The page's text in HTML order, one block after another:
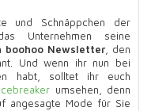
und Schnäppchen der
Unternehmen seine
boohoo Newsletter, den
Und wenn ihr nun bei
habt, solltet ihr euch
Icebreaker umsehen, denn
angesagte Mode für Sie